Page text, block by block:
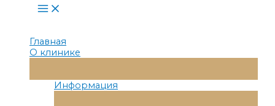
Main
Menu
Главная
О клинике
Меню
Информация